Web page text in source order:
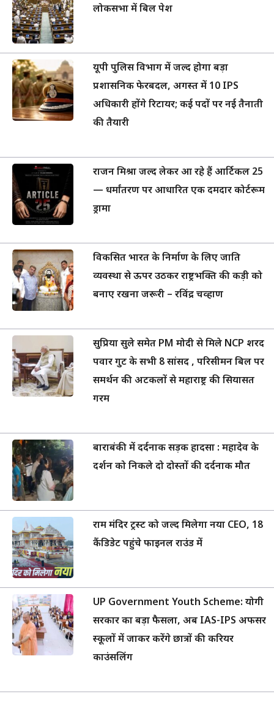
लोकसभा में बिल पेश
यूपी पुलिस विभाग में जल्द होगा बड़ा
प्रशासनिक फेरबदल, अगस्त में 10 IPS
अधिकारी होंगे रिटायर; कई पदों पर नई तैनाती
की तैयारी
राजन मिश्रा जल्द लेकर आ रहे हैं आर्टिकल 25
— धर्मांतरण पर आधारित एक दमदार कोर्टरूम
ड्रामा
विकसित भारत के निर्माण के लिए जाति
व्यवस्था से ऊपर उठकर राष्ट्रभक्ति की कड़ी को
बनाए रखना जरूरी – रविंद्र चव्हाण
सुप्रिया सुले समेत PM मोदी से मिले NCP शरद
पवार गुट के सभी 8 सांसद , परिसीमन बिल पर
समर्थन की अटकलों से महाराष्ट्र की सियासत
गरम
बाराबंकी में दर्दनाक सड़क हादसा : महादेव के
दर्शन को निकले दो दोस्तों की दर्दनाक मौत
राम मंदिर ट्रस्ट को जल्द मिलेगा नया CEO, 18
कैंडिडेट पहुंचे फाइनल राउंड में
UP Government Youth Scheme: योगी
सरकार का बड़ा फैसला, अब IAS-IPS अफसर
स्कूलों में जाकर करेंगे छात्रों की करियर
काउंसलिंग